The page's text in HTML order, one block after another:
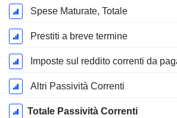
Spese Maturate, Totale
Prestiti a breve termine
Imposte sul reddito correnti da
Altri Passività Correnti
Totale Passività Correnti